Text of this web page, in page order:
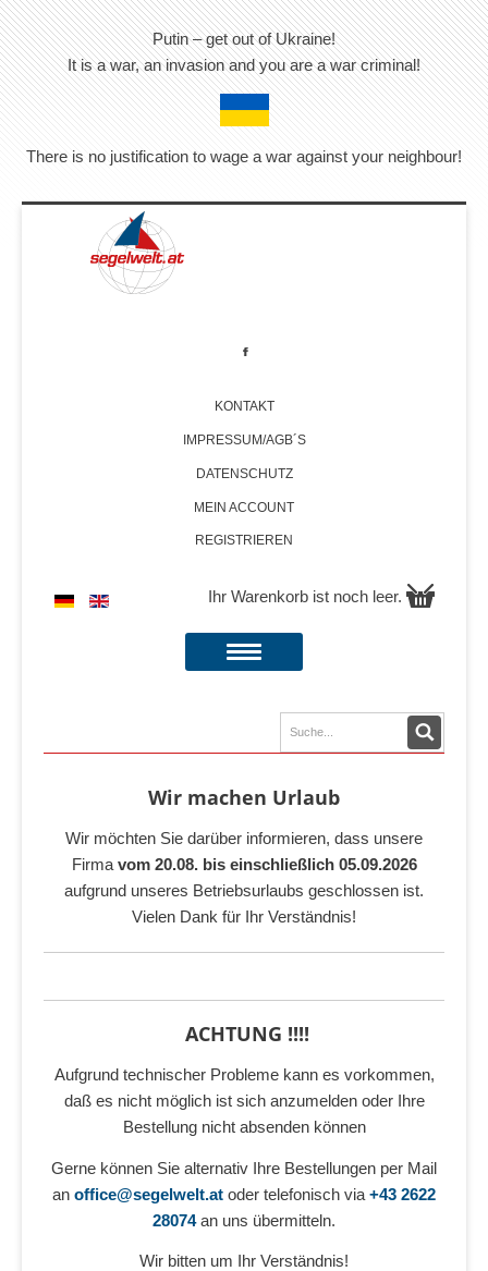
Putin – get out of Ukraine!
It is a war, an invasion and you are a war criminal!
There is no justification to wage a war against your neighbour!
KONTAKT
IMPRESSUM/AGB´S
DATENSCHUTZ
MEIN ACCOUNT
REGISTRIEREN
Ihr Warenkorb ist noch leer.
Wir machen Urlaub
Wir möchten Sie darüber informieren, dass unsere
Firma vom 20.08. bis einschließlich 05.09.2026
aufgrund unseres Betriebsurlaubs geschlossen ist.
Vielen Dank für Ihr Verständnis!
ACHTUNG !!!!
Aufgrund technischer Probleme kann es vorkommen,
daß es nicht möglich ist sich anzumelden oder Ihre
Bestellung nicht absenden können
Gerne können Sie alternativ Ihre Bestellungen per Mail
an office@segelwelt.at oder telefonisch via +43 2622
28074an uns übermitteln.
Wir bitten um Ihr Verständnis!